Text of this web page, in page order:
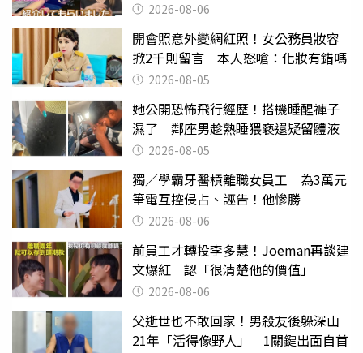
2026-08-06
開會照意外變網紅照！女公務員妝容
掀2千則留言 本人怒嗆：化妝有錯嗎
2026-08-05
她公開恐怖飛行經歷！搭機睡醒褲子
濕了 鄰座男趁熟睡猥褻還疑留體液
2026-08-05
獨／學霸牙醫槓離職女員工 為3萬元
筆電互控侵占、誣告！他慘勝
2026-08-06
前員工才轉投李多慧！Joeman再談建
文爆紅 認「很清楚他的價值」
2026-08-06
父逝世也不敢回家！男殺友後躲深山
21年「活得像野人」 1關鍵出面自首